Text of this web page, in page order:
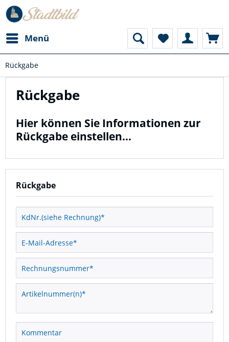
Menü
Rückgabe
Rückgabe
Hier können Sie Informationen zur
Rückgabe einstellen...
Rückgabe